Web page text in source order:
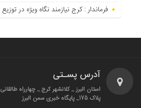
فرماندار : کرج نیازمند نگاه ویژه در
آدرس پسـتی
استان البرز _ کلانشهر کرج _ چهارراه
پلاک 175_ پایگاه خبری سمن البرز